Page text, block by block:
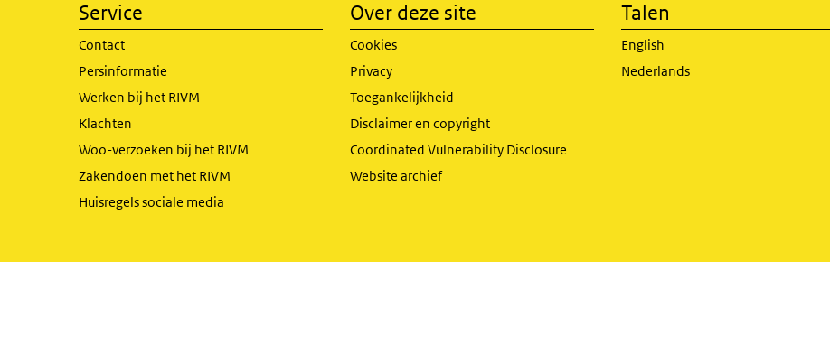
Service
Contact
Persinformatie
Werken bij het RIVM
Klachten
Woo-verzoeken bij het RIVM
Zakendoen met het RIVM
Huisregels sociale media
Over deze site
Cookies
Privacy
Toegankelijkheid
Disclaimer en copyright
Coordinated Vulnerability Disclosure
Website archief
Talen
English
Nederlands